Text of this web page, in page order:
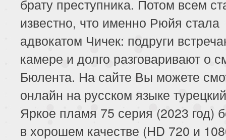
брату преступника. Потом всем
известно, что именно Рюйя стала
адвокатом Чичек: подруги
камере и долго разговаривают о
Бюлента. На сайте Вы можете
онлайн на русском языке
Яркое пламя 75 серия (2023 год)
в хорошем качестве (HD 720 и